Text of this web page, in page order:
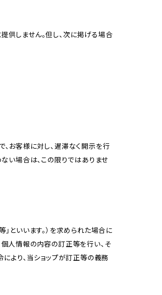
供しません。但し、次に掲げる場合
お客様に対し、遅滞なく開示を行
い場合は、この限りではありませ
といいます。）を求められた場合に
人情報の内容の訂正等を行い、そ
より、当ショップが訂正等の義務